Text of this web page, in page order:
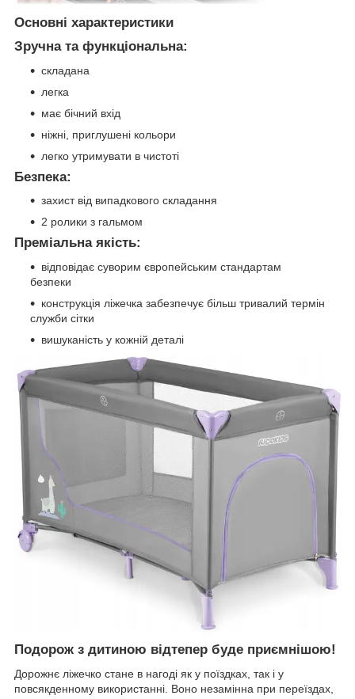
Основні характеристики
Зручна та функціональна:
складана
легка
має бічний вхід
ніжні, приглушені кольори
легко утримувати в чистоті
Безпека:
захист від випадкового складання
2 ролики з гальмом
Преміальна якість:
відповідає суворим європейським стандартам
безпеки
конструкція ліжечка забезпечує більш тривалий термін
служби сітки
вишуканість у кожній деталі
Подорож з дитиною відтепер буде приємнішою!
Дорожнє ліжечко стане в нагоді як у поїздках, так і у
повсякденному використанні. Воно незамінна при переїздах,